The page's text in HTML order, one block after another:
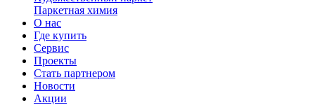
Паркетная химия
О нас
Где купить
Сервис
Проекты
Стать партнером
Новости
Акции